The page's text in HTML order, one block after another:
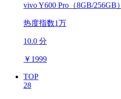
vivo Y600 Pro（8GB/256GB）
热度指数1万
10.0 分
￥ 1999
TOP
28